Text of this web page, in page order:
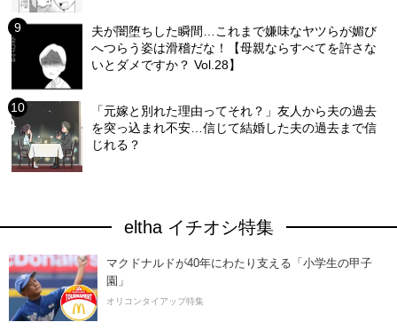
夫が闇堕ちした瞬間…これまで嫌味なヤツらが媚び
へつらう姿は滑稽だな！【母親ならすべてを許さな
いとダメですか？ Vol.28】
「元嫁と別れた理由ってそれ？」友人から夫の過去
を突っ込まれ不安…信じて結婚した夫の過去まで信
じれる？
eltha イチオシ特集
マクドナルドが40年にわたり支える「小学生の甲子
園」
オリコンタイアップ特集